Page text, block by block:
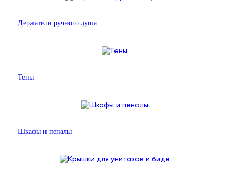
Держатели ручного душа
Тены
Шкафы и пеналы